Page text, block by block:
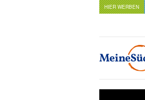
HIER WERBEN